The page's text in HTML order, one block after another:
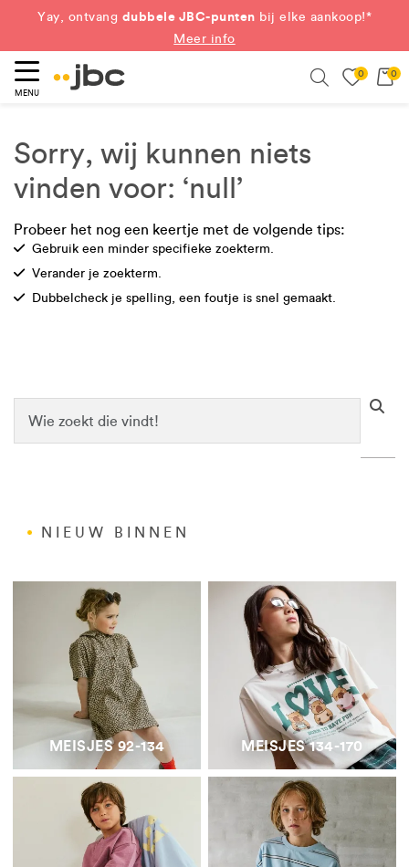
Yay, ontvang dubbele JBC-punten bij elke aankoop!*
Meer info
MENU
0 0
Sorry, wij kunnen niets
vinden voor: ‘null’
Probeer het nog een keertje met de volgende tips:
Check
Gebruik een minder specifieke zoekterm.
Check
Verander je zoekterm.
Check
Dubbelcheck je spelling, een foutje is snel gemaakt.
NIEUW BINNEN
MEISJES 92-134 MEISJES 134-170